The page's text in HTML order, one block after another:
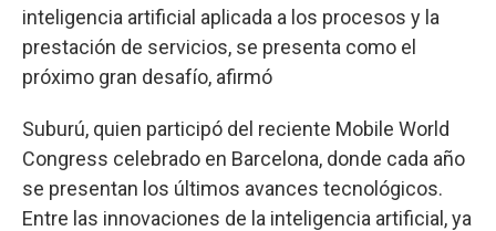
inteligencia artificial aplicada a los procesos y la
prestación de servicios, se presenta como el
próximo gran desafío, afirmó
Suburú, quien participó del reciente Mobile World
Congress celebrado en Barcelona, donde cada año
se presentan los últimos avances tecnológicos.
Entre las innovaciones de la inteligencia artificial, ya